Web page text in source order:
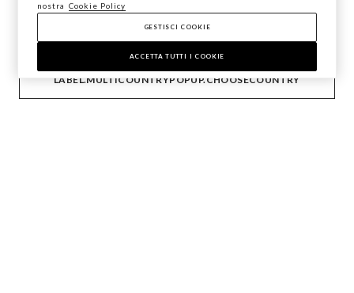
Seguici su
IT
CONFERMA
LABEL.MULTICOUNTRYPOPUP.CHOOSECOUNTRY
nostra
Cookie Policy
GESTISCI COOKIE
ACCETTA TUTTI I COOKIE